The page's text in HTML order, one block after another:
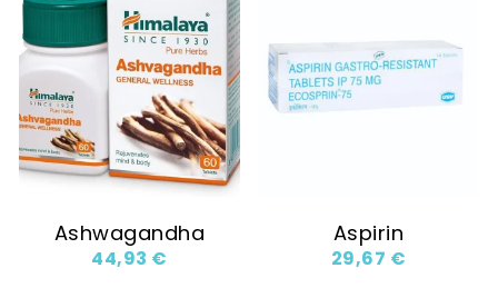
Ashwagandha
44,93 €
Aspirin
29,67 €